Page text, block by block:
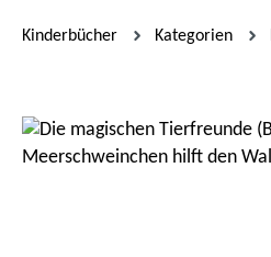
Kinderbücher Kategorien
Bildergalerie überspringen